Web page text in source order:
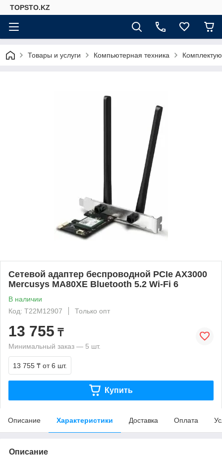
TOPSTO.KZ
Товары и услуги Компьютерная техника
Сетевой адаптер беспроводной PCIe AX3000
Mercusys MA80XE Bluetooth 5.2 Wi-Fi 6
В наличии
Код: T22M12907
Только опт
13 755 ₸
Минимальный заказ — 5 шт.
13 755 ₸ от 6 шт.
Купить
Описание Характеристики Доставка Оплата
Описание